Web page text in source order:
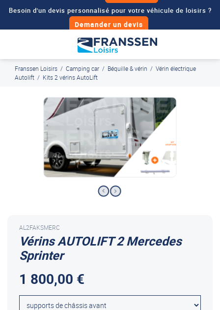
Besoin d'un devis personnalisé pour votre véhicule de loisirs ?
Demander un devis
Paiement en ligne sécurisé, en 4x par Paypal
Franssen Loisirs / Camping car / Béquille & vérin / Vérin électrique
Autolift / Kits 2 vérins AutoLift
Vérins AUTOLIFT 2 Mercedes
Sprinter
AL2FAKSMERC
1 800,00 €